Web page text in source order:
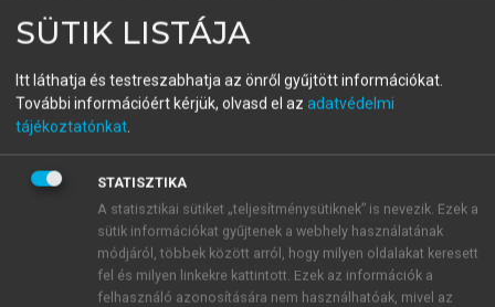
(SZERK.)
Tudásmegosztás,
információkezelés,
alkalmazhatóság I.
Nyelvhasználat
OLVASÁS
SÜTIK LISTÁJA
Itt láthatja és testreszabhatja az önről gyűjtött információkat.
További információért kérjük, olvasd el az adatvédelmi
tájékoztatónkat.
STATISZTIKA
A statisztikai sütiket „teljesítménysütiknek” is nevezik. Ezek a
sütik információkat gyűjtenek a webhely használatának
módjáról, többek között arról, hogy milyen oldalakat keresett
fel és milyen linkekre kattintott. Ezek az információk a
felhasználó azonosítására nem használhatóak, mivel az